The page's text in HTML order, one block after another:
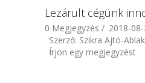
Lezárult cégünk
0 Megjegyzés / 2018-
Szerző: Szikra Ajtó-
Írjon egy megjegyzést